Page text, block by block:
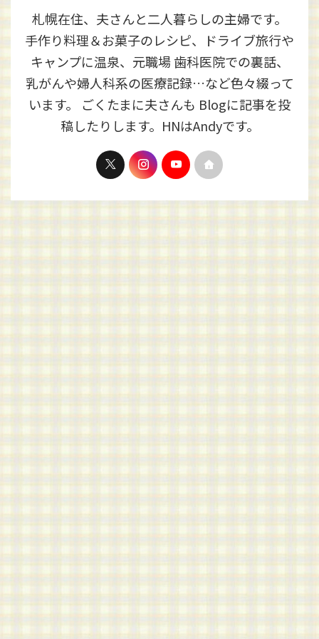
札幌在住、夫さんと二人暮らしの主婦です。
手作り料理＆お菓子のレシピ、ドライブ旅行や
キャンプに温泉、元職場 歯科医院での裏話、
乳がんや婦人科系の医療記録…など色々綴って
います。 ごくたまに夫さんも Blogに記事を投
稿したりします。HNはAndyです。